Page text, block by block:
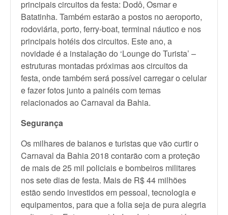
principais circuitos da festa: Dodô, Osmar e
Batatinha. Também estarão a postos no aeroporto,
rodoviária, porto, ferry-boat, terminal náutico e nos
principais hotéis dos circuitos. Este ano, a
novidade é a instalação do ‘Lounge do Turista’ –
estruturas montadas próximas aos circuitos da
festa, onde também será possível carregar o celular
e fazer fotos junto a painéis com temas
relacionados ao Carnaval da Bahia.
Segurança
Os milhares de baianos e turistas que vão curtir o
Carnaval da Bahia 2018 contarão com a proteção
de mais de 25 mil policiais e bombeiros militares
nos sete dias de festa. Mais de R$ 44 milhões
estão sendo investidos em pessoal, tecnologia e
equipamentos, para que a folia seja de pura alegria